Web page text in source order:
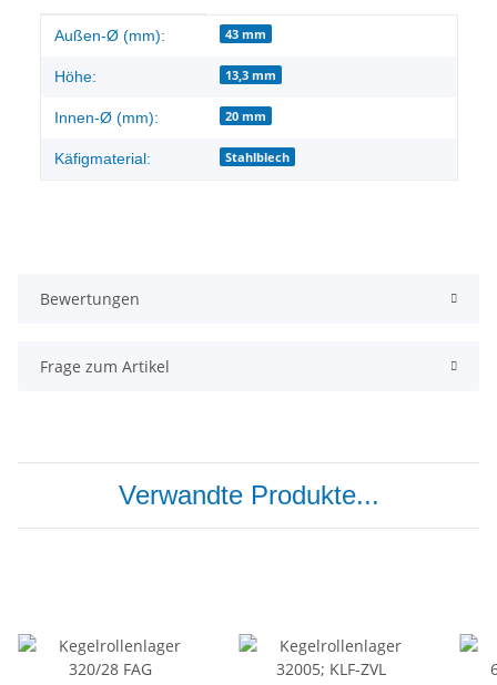
Produkteigenschaft
Wert
Außen-Ø (mm): 43 mm
Höhe: 13,3 mm
Innen-Ø (mm): 20 mm
Käfigmaterial: Stahlblech
Bewertungen
Frage zum Artikel
Verwandte Produkte...